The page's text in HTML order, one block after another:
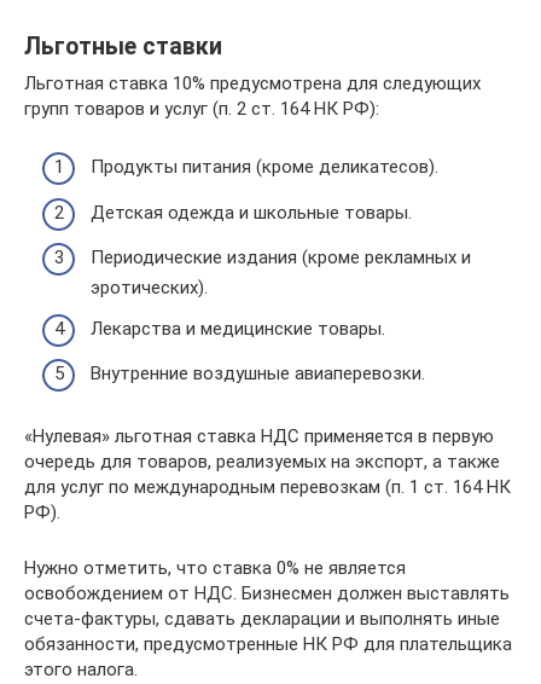
Льготные ставки
Льготная ставка 10% предусмотрена для следующих
групп товаров и услуг (п. 2 ст. 164 НК РФ):
Продукты питания (кроме деликатесов).
Детская одежда и школьные товары.
Периодические издания (кроме рекламных и
эротических).
Лекарства и медицинские товары.
Внутренние воздушные авиаперевозки.
«Нулевая» льготная ставка НДС применяется в первую
очередь для товаров, реализуемых на экспорт, а также
для услуг по международным перевозкам (п. 1 ст. 164 НК
РФ).
Нужно отметить, что ставка 0% не является
освобождением от НДС. Бизнесмен должен выставлять
счета-фактуры, сдавать декларации и выполнять иные
обязанности, предусмотренные НК РФ для плательщика
этого налога.